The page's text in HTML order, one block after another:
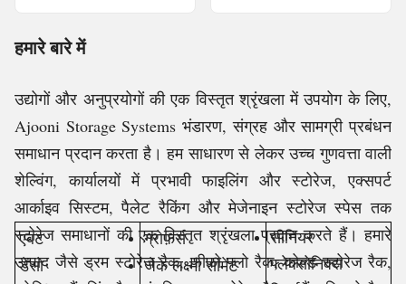
हमारे बारे में
उद्योगों और अनुप्रयोगों की एक विस्तृत श्रृंखला में उपयोग के लिए,
Ajooni Storage Systems भंडारण, संग्रह और सामग्री प्रबंधन
समाधान प्रदान करता है। हम साधारण से लेकर उच्च गुणवत्ता वाली
शेल्विंग, कार्यालयों में प्रभावी फाइलिंग और स्टोरेज, एक्सपर्ट
आर्काइव सिस्टम, पैलेट रैकिंग और मेजेनाइन स्टोरेज स्पेस तक
स्टोरेज समाधानों की एक विस्तृत श्रृंखला प्रदान करते हैं। हमारे
उत्पाद जैसे ड्रम स्टोरेज रैक, फीफो फ्लो रैक, कोल्ड स्टोरेज रैक,
एबट
डेंसो
ग्रोफ़र्स
जेके लक्ष्मी सीमेंट
सीनियर
फ्लेक्सोनिक्स